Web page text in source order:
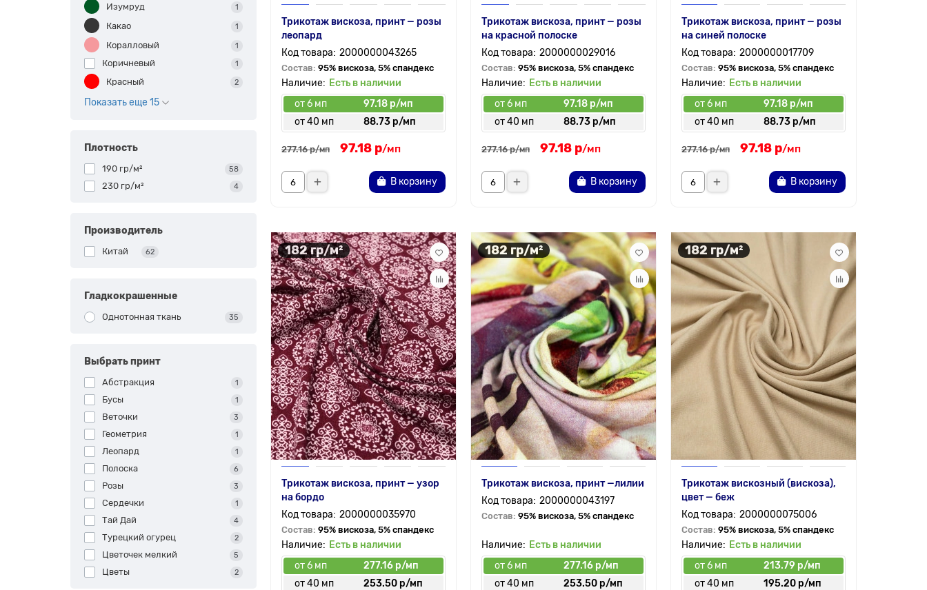
Изумруд 1
Какао 1
Коралловый 1
Коричневый 1
Красный 2
Показать еще 15
Плотность
190 гр/м² 58
230 гр/м² 4
Производитель
Китай 62
Гладкокрашенные
Однотонная ткань 35
Выбрать принт
Абстракция 1
Бусы 1
Веточки 3
Геометрия 1
Леопард 1
Полоска 6
Розы 3
Сердечки 1
Тай Дай 4
Турецкий огурец 2
Цветочек мелкий 5
Цветы 2
Трикотаж вискоза, принт — розы
леопард
2000000043265
Состав: 95% вискоза, 5% спандекс
Есть в наличии
от 6 мп
97.18 р/мп
от 40 мп
88.73 р/мп
277.16 р/мп 97.18 р/мп
В корзину
Трикотаж вискоза, принт — розы
на красной полоске
2000000029016
Состав: 95% вискоза, 5% спандекс
Есть в наличии
от 6 мп
97.18 р/мп
от 40 мп
88.73 р/мп
277.16 р/мп 97.18 р/мп
В корзину
Трикотаж вискоза, принт — розы
на синей полоске
2000000017709
Состав: 95% вискоза, 5% спандекс
Есть в наличии
от 6 мп
97.18 р/мп
от 40 мп
88.73 р/мп
277.16 р/мп 97.18 р/мп
В корзину
182 гр/м²
Трикотаж вискоза, принт — узор
на бордо
2000000035970
Состав: 95% вискоза, 5% спандекс
Есть в наличии
от 6 мп
277.16 р/мп
от 40 мп
253.50 р/мп
182 гр/м²
Трикотаж вискоза, принт —лилии
2000000043197
Состав: 95% вискоза, 5% спандекс
Есть в наличии
от 6 мп
277.16 р/мп
от 40 мп
253.50 р/мп
182 гр/м²
Трикотаж вискозный (вискоза),
цвет — беж
2000000075006
Состав: 95% вискоза, 5% спандекс
Есть в наличии
от 6 мп
213.79 р/мп
от 40 мп
195.20 р/мп